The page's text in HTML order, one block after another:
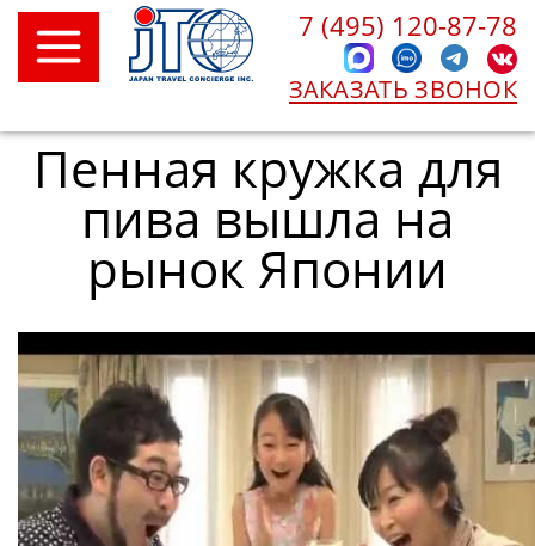
7 (495) 120-87-78
ЗАКАЗАТЬ ЗВОНОК
Пенная кружка для
пива вышла на
рынок Японии